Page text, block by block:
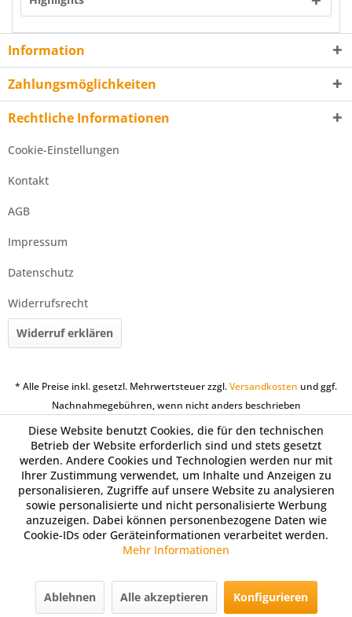
Information
Zahlungsmöglichkeiten
Rechtliche Informationen
Cookie-Einstellungen
Kontakt
AGB
Impressum
Datenschutz
Widerrufsrecht
Widerruf erklären
* Alle Preise inkl. gesetzl. Mehrwertsteuer zzgl.Versandkosten und ggf.
Nachnahmegebühren, wenn nicht anders beschrieben
Diese Website benutzt Cookies, die für den technischen
Betrieb der Website erforderlich sind und stets gesetzt
werden. Andere Cookies und Technologien werden nur mit
Ihrer Zustimmung verwendet, um Inhalte und Anzeigen zu
personalisieren, Zugriffe auf unsere Website zu analysieren
sowie personalisierte und nicht personalisierte Werbung
anzuzeigen. Dabei können personenbezogene Daten wie
Cookie-IDs oder Geräteinformationen verarbeitet werden.
Mehr Informationen
Ablehnen Alle akzeptieren Konfigurieren